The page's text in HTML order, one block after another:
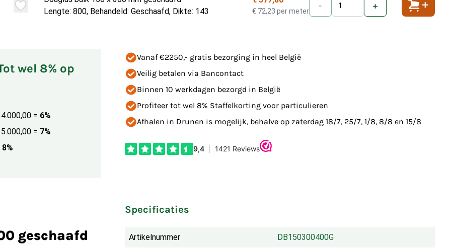
Lengte: 800, Behandeld: Geschaafd, Dikte: 143
€ 72,23 per meter
- +
wel 8% op
= 6%
= 7%
8%
Vanaf €2250,- gratis bezorging in heel België
Veilig betalen via Bancontact
Binnen 10 werkdagen bezorgd in België
Profiteer tot wel 8% Staffelkorting voor particulieren
Afhalen in Drunen is mogelijk, behalve op zaterdag 18/7, 25/7, 1/8, 8/8 en 15/8
geschaafd
Specificaties
Artikelnummer DB150300400G